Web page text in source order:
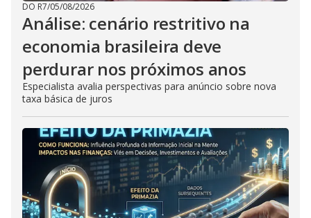
DO R7/05/08/2026
Análise: cenário restritivo na
economia brasileira deve
perdurar nos próximos anos
Especialista avalia perspectivas para anúncio sobre nova
taxa básica de juros